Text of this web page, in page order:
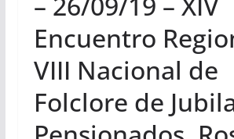
Encuentro
VIII Nacional de
Folclore de